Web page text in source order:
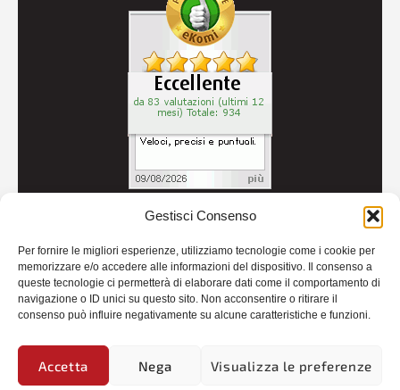
Gestisci Consenso
Per fornire le migliori esperienze, utilizziamo tecnologie come i cookie per
memorizzare e/o accedere alle informazioni del dispositivo. Il consenso a
queste tecnologie ci permetterà di elaborare dati come il comportamento di
navigazione o ID unici su questo sito. Non acconsentire o ritirare il
consenso può influire negativamente su alcune caratteristiche e funzioni.
Accetta Nega Visualizza le preferenze
Credits